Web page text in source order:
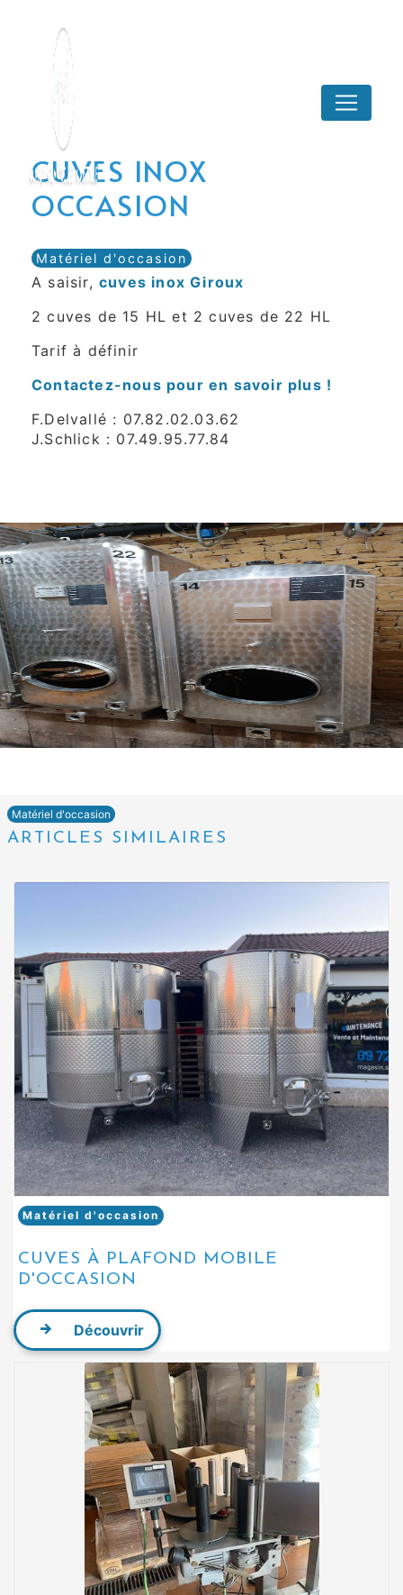
CUVES INOX
OCCASION
Matériel d'occasion
A saisir, cuves inox Giroux
2 cuves de 15 HL et 2 cuves de 22 HL
Tarif à définir
Contactez-nous pour en savoir plus !
F.Delvallé : 07.82.02.03.62
J.Schlick : 07.49.95.77.84
Matériel d'occasion
ARTICLES SIMILAIRES
Matériel d'occasion
CUVES À PLAFOND MOBILE
D'OCCASION
Découvrir